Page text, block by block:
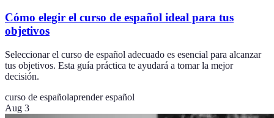
Cómo elegir el curso de español ideal para tus
objetivos
Seleccionar el curso de español adecuado es esencial para alcanzar
tus objetivos. Esta guía práctica te ayudará a tomar la mejor
decisión.
curso de españolaprender español
Aug 3